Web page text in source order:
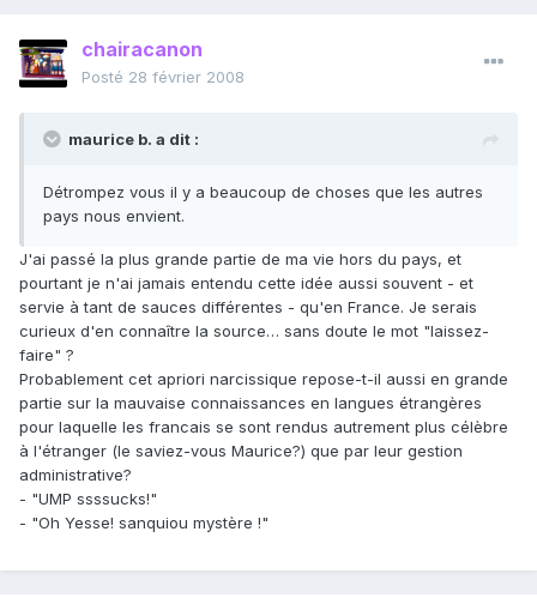
chairacanon
Posté 28 février 2008
maurice b. a dit :
Détrompez vous il y a beaucoup de choses que les autres
pays nous envient.
J'ai passé la plus grande partie de ma vie hors du pays, et
pourtant je n'ai jamais entendu cette idée aussi souvent - et
servie à tant de sauces différentes - qu'en France. Je serais
curieux d'en connaître la source… sans doute le mot "laissez-
faire" ?
Probablement cet apriori narcissique repose-t-il aussi en grande
partie sur la mauvaise connaissances en langues étrangères
pour laquelle les francais se sont rendus autrement plus célèbre
à l'étranger (le saviez-vous Maurice?) que par leur gestion
administrative?
- "UMP ssssucks!"
- "Oh Yesse! sanquiou mystère !"